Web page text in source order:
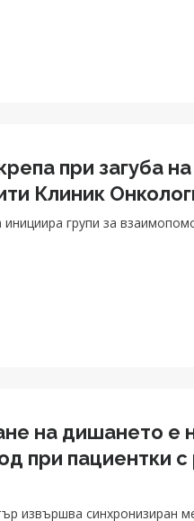
при загуба
Клиник
групи за
на дишането e
при пациентки с
извършва синхронизиран